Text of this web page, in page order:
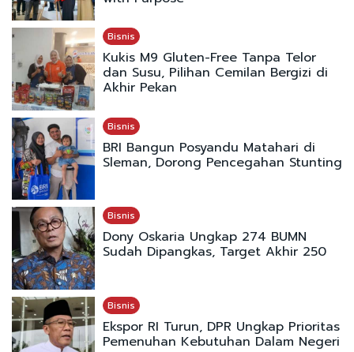
Bisnis
Kukis M9 Gluten-Free Tanpa Telor
dan Susu, Pilihan Cemilan Bergizi di
Akhir Pekan
Bisnis
BRI Bangun Posyandu Matahari di
Sleman, Dorong Pencegahan Stunting
Bisnis
Dony Oskaria Ungkap 274 BUMN
Sudah Dipangkas, Target Akhir 250
Bisnis
Ekspor RI Turun, DPR Ungkap Prioritas
Pemenuhan Kebutuhan Dalam Negeri